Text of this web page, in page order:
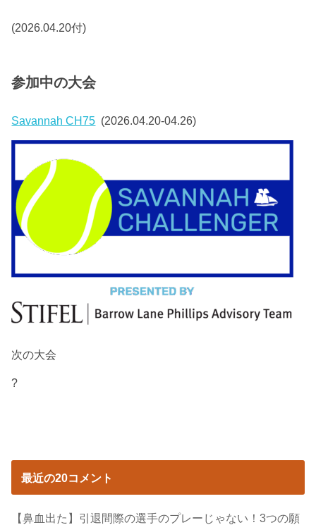
(2026.04.20付)
参加中の大会
Savannah CH75 (2026.04.20-04.26)
次の大会
?
最近の20コメント
【鼻血出た】引退間際の選手のプレーじゃない！3つの願